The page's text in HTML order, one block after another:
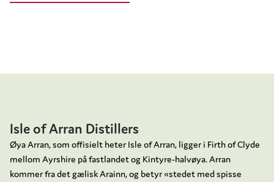
Isle of Arran Distillers
Øya Arran, som offisielt heter Isle of Arran, ligger i Firth of Clyde
mellom Ayrshire på fastlandet og Kintyre-halvøya. Arran
kommer fra det gælisk Arainn, og betyr «stedet med spisse